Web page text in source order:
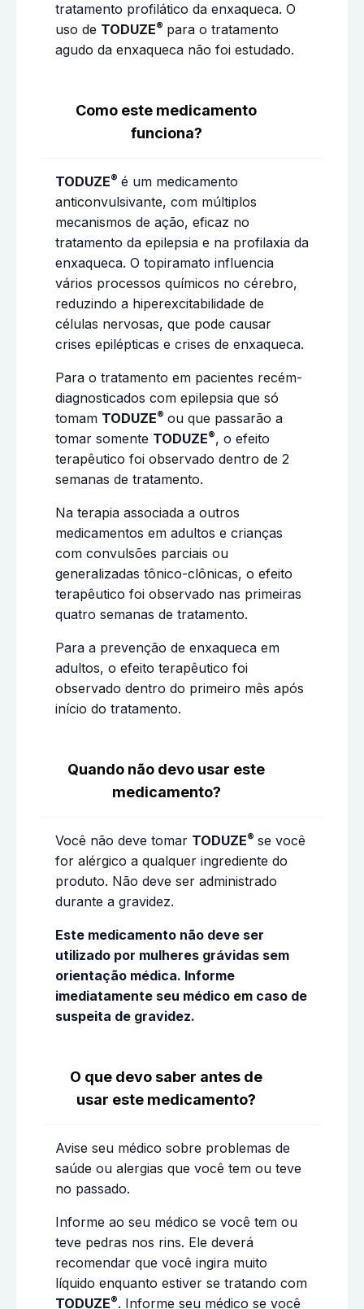
tratamento profilático da enxaqueca. O
uso de TODUZE® para o tratamento
agudo da enxaqueca não foi estudado.
Como este medicamento
funciona?
TODUZE® é um medicamento
anticonvulsivante, com múltiplos
mecanismos de ação, eficaz no
tratamento da epilepsia e na profilaxia da
enxaqueca. O topiramato influencia
vários processos químicos no cérebro,
reduzindo a hiperexcitabilidade de
células nervosas, que pode causar
crises epilépticas e crises de enxaqueca.
Para o tratamento em pacientes recém-
diagnosticados com epilepsia que só
tomam TODUZE® ou que passarão a
tomar somente TODUZE®, o efeito
terapêutico foi observado dentro de 2
semanas de tratamento.
Na terapia associada a outros
medicamentos em adultos e crianças
com convulsões parciais ou
generalizadas tônico-clônicas, o efeito
terapêutico foi observado nas primeiras
quatro semanas de tratamento.
Para a prevenção de enxaqueca em
adultos, o efeito terapêutico foi
observado dentro do primeiro mês após
início do tratamento.
Quando não devo usar este
medicamento?
Você não deve tomar TODUZE® se você
for alérgico a qualquer ingrediente do
produto. Não deve ser administrado
durante a gravidez.
Este medicamento não deve ser
utilizado por mulheres grávidas sem
orientação médica. Informe
imediatamente seu médico em caso de
suspeita de gravidez.
O que devo saber antes de
usar este medicamento?
Avise seu médico sobre problemas de
saúde ou alergias que você tem ou teve
no passado.
Informe ao seu médico se você tem ou
teve pedras nos rins. Ele deverá
recomendar que você ingira muito
líquido enquanto estiver se tratando com
TODUZE®. Informe seu médico se você